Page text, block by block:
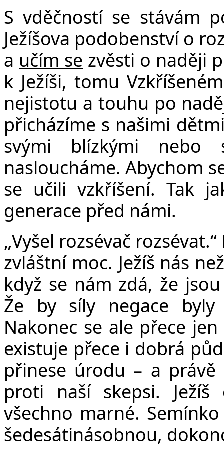
S vděčností se stávám
Ježíšova podobenství o
a učím se zvěsti o naději
k Ježíši, tomu
nejistotu a touhu po
přicházíme s našimi
svými blízkými nebo
nasloucháme. Abychom
se učili vzkříšení. Tak
generace před námi.
„Vyšel rozsévač
zvláštní moc. Ježíš nás
když se nám zdá, že
Že by síly negace
Nakonec se ale přece
existuje přece i dobrá
přinese úrodu – a
proti naší skepsi.
všechno marné.
šedesátinásobnou,